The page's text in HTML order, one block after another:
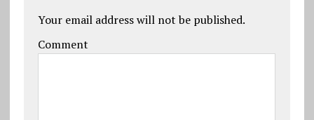
Your email address will not be published.
Comment